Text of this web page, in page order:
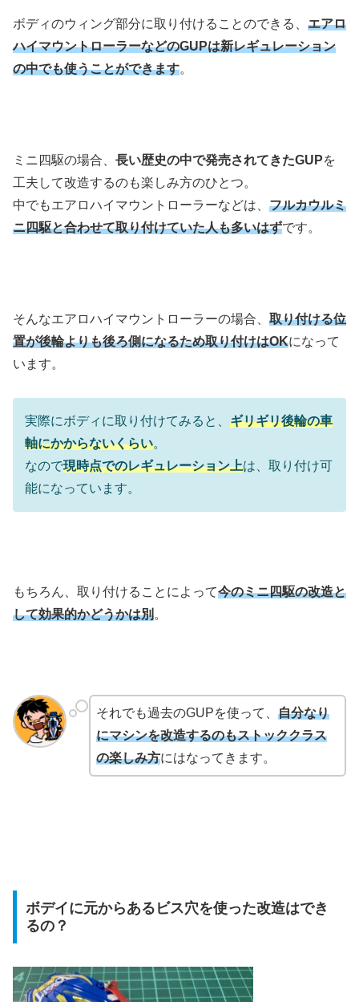
ボディのウィング部分に取り付けることのできる、 エアロ
ハイマウントローラーなどのGUPは新レギュレーション
の中でも使うことができます。
ミニ四駆の場合、 長い歴史の中で発売されてきたGUPを
工夫して改造するのも楽しみ方のひとつ。
中でもエアロハイマウントローラーなどは、 フルカウルミ
ニ四駆と合わせて取り付けていた人も多いはずです。
そんなエアロハイマウントローラーの場合、 取り付ける位
置が後輪よりも後ろ側になるため取り付けはOKになって
います。
実際にボディに取り付けてみると、 ギリギリ後輪の車
軸にかからないくらい。
なので現時点でのレギュレーション上は、取り付け可
能になっています。
もちろん、取り付けることによって今のミニ四駆の改造と
して効果的かどうかは別。
それでも過去のGUPを使って、 自分なり
にマシンを改造するのもストッククラス
の楽しみ方にはなってきます。
ボデイに元からあるビス穴を使った改造はでき
るの？